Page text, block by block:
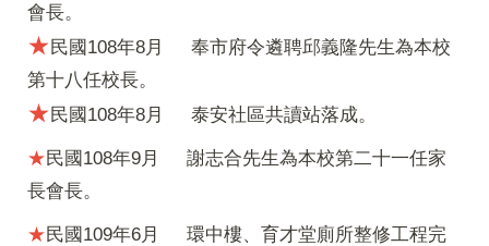
會長。
★民國108年8月 奉市府令遴聘邱義隆先生為本校
第十八任校長。
★民國108年8月 泰安社區共讀站落成。
★民國108年9月 謝志合先生為本校第二十一任家
長會長。
★民國109年6月 環中樓、育才堂廁所整修工程完